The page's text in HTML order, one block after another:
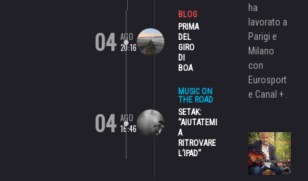
04 AGO
20:16
BLOG
PRIMA
DEL
GIRO
DI
BOA
04 AGO
16:46
MUSIC ON
THE ROAD
SETAK:
“AIUTATEMI
A
RITROVARE
L’IPAD”
ha
lavorato a
Parigi e
Milano
con
Eurosport
e Canal + .